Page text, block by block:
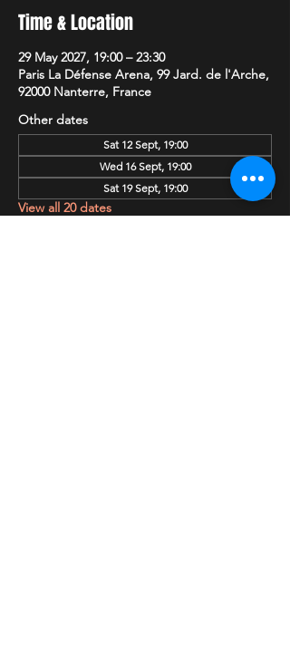
Time & Location
29 May 2027, 19:00 – 23:30
Paris La Défense Arena, 99 Jard. de l'Arche,
92000 Nanterre, France
Other dates
Sat 12 Sept, 19:00
Wed 16 Sept, 19:00
Sat 19 Sept, 19:00
View all 20 dates